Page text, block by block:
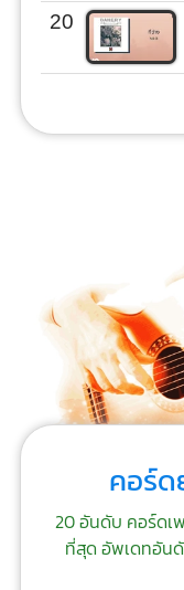
20
คอร์ด
20 อันดับ คอร์ดเ
ที่สุด อัพเดทอัน